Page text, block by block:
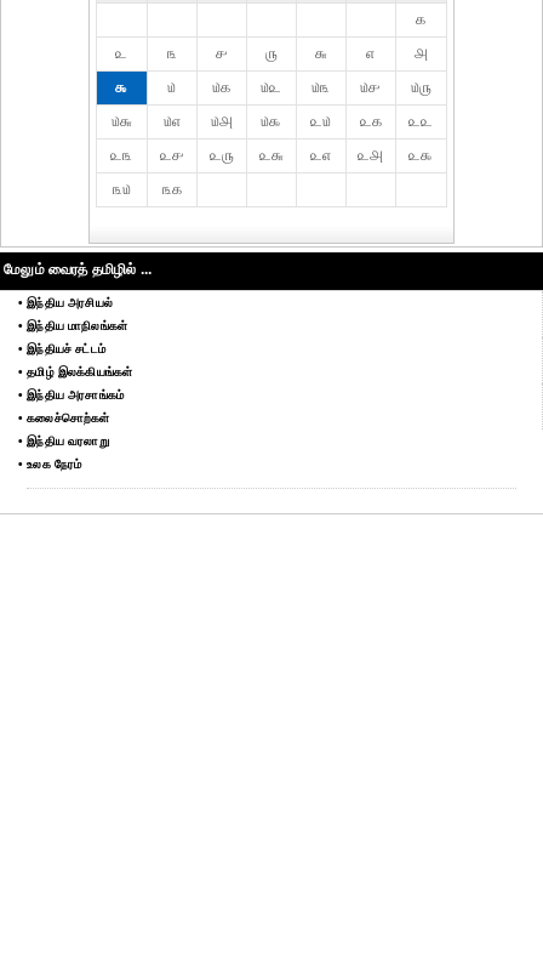
௧
௨
௩ ௪ ௫ ௬ ௭
௮
௯
௰ ௰௧ ௰௨ ௰௩ ௰௪
௰௫
௰௬
௰௭ ௰௮ ௰௯ ௨௰ ௨௧
௨௨
௨௩
௨௪ ௨௫ ௨௬ ௨௭ ௨௮
௨௯
௩௰
௩௧
மேலும் வைரத் தமிழில் ...
• இந்திய அரசியல்
• இந்திய மாநிலங்கள்
• இந்தியச் சட்டம்
• தமிழ் இலக்கியங்கள்
• இந்திய அரசாங்கம்
• கலைச்சொற்கள்
• இந்திய வரலாறு
• உலக நேரம்